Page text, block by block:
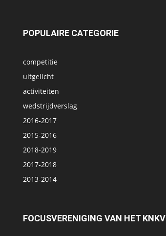
POPULAIRE CATEGORIE
competitie
uitgelicht
activiteiten
wedstrijdverslag
2016-2017
2015-2016
2018-2019
2017-2018
2013-2014
FOCUSVERENIGING VAN HET KNKV